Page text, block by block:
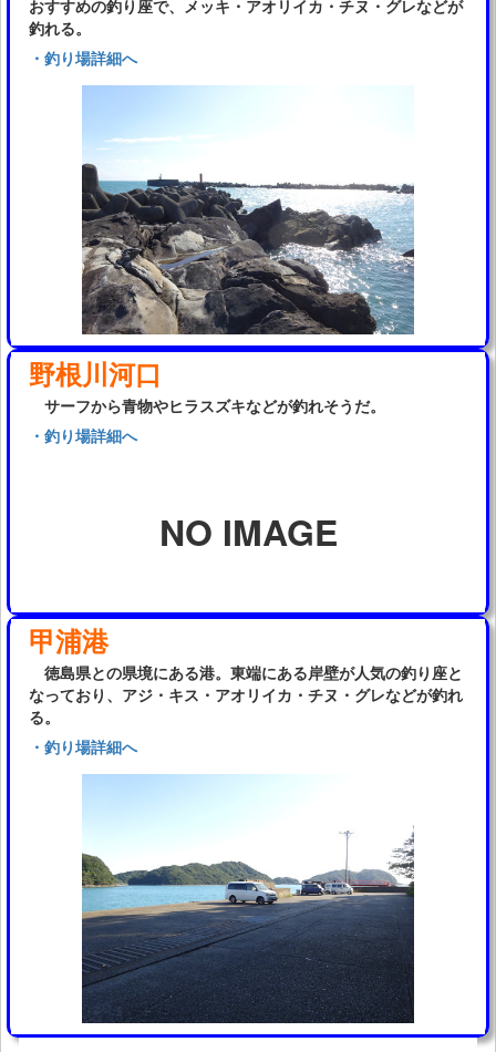
おすすめの釣り座で、メッキ・アオリイカ・チヌ・グレなどが
釣れる。
・釣り場詳細へ
野根川河口
サーフから青物やヒラスズキなどが釣れそうだ。
・釣り場詳細へ
NO IMAGE
甲浦港
徳島県との県境にある港。東端にある岸壁が人気の釣り座と
なっており、アジ・キス・アオリイカ・チヌ・グレなどが釣れ
る。
・釣り場詳細へ